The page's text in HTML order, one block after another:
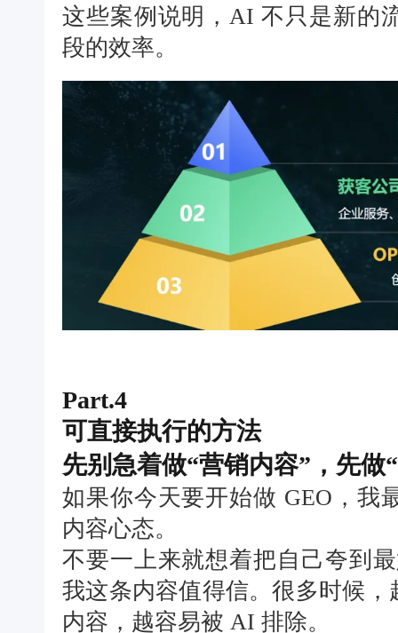
这些案例说明，AI 不只是新的
段的效率。
Part.4
可直接执行的方法
先别急着做“营销内容”，先
如果你今天要开始做 GEO，我
内容心态。
不要一上来就想着把自己夸到
我这条内容值得信。很多时候
内容，越容易被 AI 排除。